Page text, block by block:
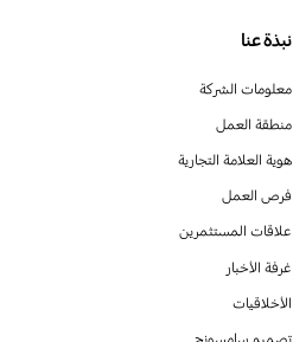
نبذة عنا
معلومات الشركة
منطقة العمل
هوية العلامة التجارية
فرص العمل
علاقات المستثمرين
غرفة الأخبار
الأخلاقيات